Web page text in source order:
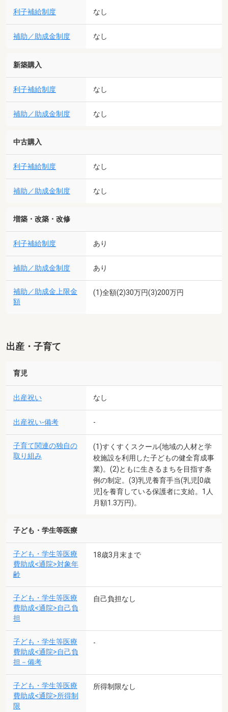
利子補給制度 なし
補助／助成金制度 なし
新築購入
利子補給制度 なし
補助／助成金制度 なし
中古購入
利子補給制度 なし
補助／助成金制度 なし
増築・改築・改修
利子補給制度 あり
補助／助成金制度 あり
補助／助成金上限金
額
(1)全額(2)30万円(3)200万円
出産・子育て
育児
出産祝い なし
出産祝い-備考 -
子育て関連の独自の
取り組み
(1)すくすくスクール(地域の人材と学
校施設を利用した子どもの健全育成事
業)。(2)ともに生きるまちを目指す条
例の制定。(3)乳児養育手当(乳児[0歳
児]を養育している保護者に支給。1人
月額1.3万円)。
子ども・学生等医療
子ども・学生等医療
費助成<通院>対象年
齢
18歳3月末まで
子ども・学生等医療
費助成<通院>自己負
担
自己負担なし
子ども・学生等医療
費助成<通院>自己負
担－備考
-
子ども・学生等医療
費助成<通院>所得制
限
所得制限なし